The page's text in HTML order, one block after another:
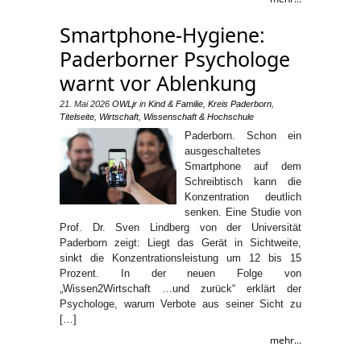
Smartphone-Hygiene:
Paderborner Psychologe
warnt vor Ablenkung
21. Mai 2026 OWLjr in Kind & Familie Kreis Paderborn
Titelseite Wirtschaft, Wissenschaft & Hochschule
Paderborn. Schon ein
ausgeschaltetes
Smartphone auf dem
Schreibtisch kann die
Konzentration deutlich
senken. Eine Studie von
Prof. Dr. Sven Lindberg von der Universität
Paderborn zeigt: Liegt das Gerät in Sichtweite,
sinkt die Konzentrationsleistung um 12 bis 15
Prozent. In der neuen Folge von
„Wissen2Wirtschaft …und zurück“ erklärt der
Psychologe, warum Verbote aus seiner Sicht zu
[…]
mehr...